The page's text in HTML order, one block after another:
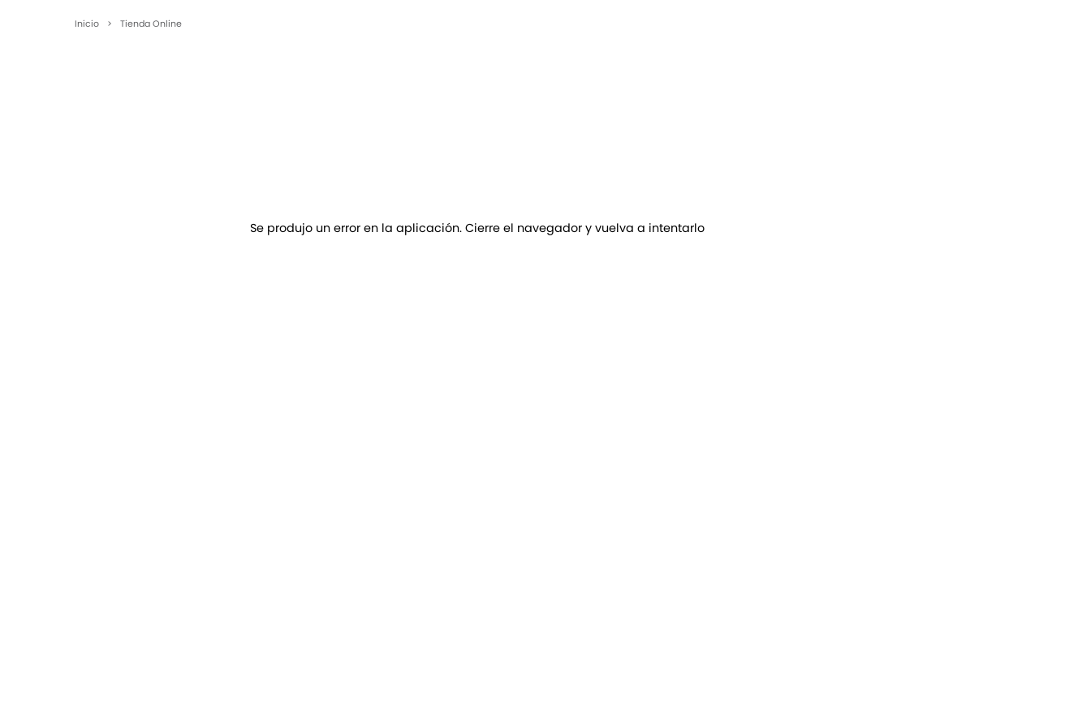
Inicio > Tienda Online
Se produjo un error en la aplicación. Cierre el navegador y vuelva a intentarlo